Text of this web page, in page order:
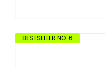
BESTSELLER NO. 6